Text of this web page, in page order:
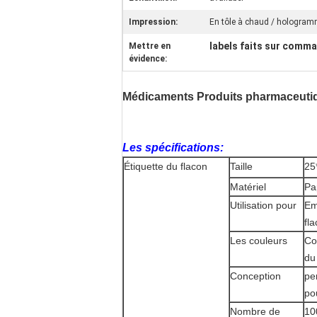
Impression: En tôle à chaud /
Mettre en
évidence:
labels faits sur
Médicaments Produits
Les spécifications:
Étiquette du flacon Taille
Matériel
Utilisation pour
Les couleurs
Conception
Nombre de